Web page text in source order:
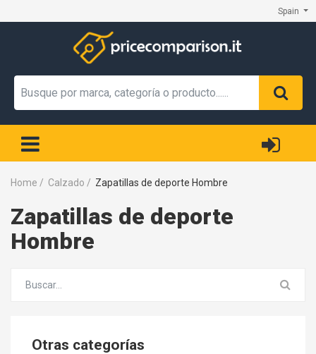
Spain
Home / Calzado / Zapatillas de deporte Hombre
Zapatillas de deporte
Hombre
Otras categorías